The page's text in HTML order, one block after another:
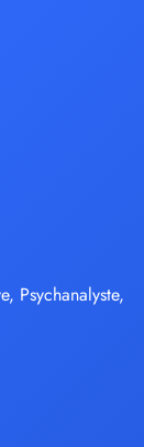
Psychanalyste,